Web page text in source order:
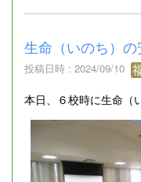
生命（いのち）の
投稿日時 : 2024/09/10
本日、６校時に生命（